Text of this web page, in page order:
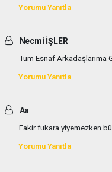
Yorumu Yanıtla
Necmi İŞLER
Tüm Esnaf Arkadaşlarıma
Yorumu Yanıtla
Aa
Fakir fukara yiyemezken
Yorumu Yanıtla